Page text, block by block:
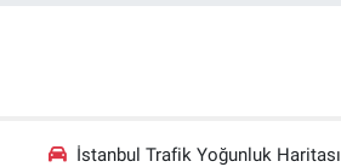
İstanbul Trafik Yoğunluk Haritası